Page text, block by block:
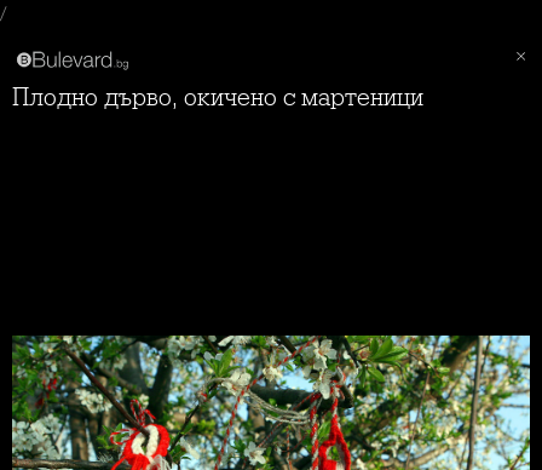
/
Плодно дърво, окичено с мартеници